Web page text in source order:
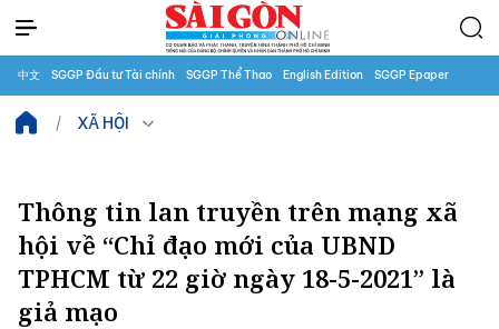
中文 SGGP Đầu tư Tài chính SGGP Thể Thao English Edition SGGP Epaper
XÃ HỘI
Thông tin lan truyền trên mạng xã
hội về “Chỉ đạo mới của UBND
TPHCM từ 22 giờ ngày 18-5-2021” là
giả mạo